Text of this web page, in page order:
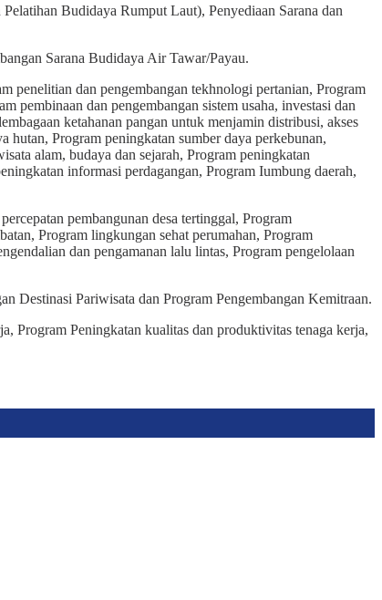
Budidaya Rumput Laut), Penyediaan Sarana dan
Sarana Budidaya Air Tawar/Payau.
penelitian dan pengembangan tekhnologi pertanian, Program
pembinaan dan pengembangan sistem usaha, investasi dan
ketahanan pangan untuk menjamin distribusi, akses
hutan, Program peningkatan sumber daya perkebunan,
alam, budaya dan sejarah, Program peningkatan
informasi perdagangan, Program Iumbung daerah,
pembangunan desa tertinggal, Program
Program lingkungan sehat perumahan, Program
dan pengamanan lalu lintas, Program pengelolaan
Destinasi Pariwisata dan Program Pengembangan Kemitraan.
Program Peningkatan kualitas dan produktivitas tenaga kerja,